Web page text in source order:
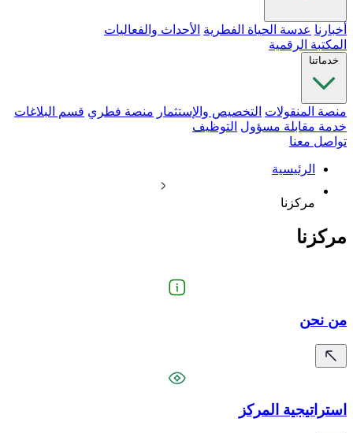
أخبارنا عدسة الحياة الفطرية الأحداث والفعاليات
المكتبة الرقمية
خدماتنا
منصة المنقولات التخصيص والإستثمار منصة فطري قسم البلاغات
خدمة مقابلة مسؤول التوظيف
تواصل معنا
الرئيسية
مركزنا
مركزنا
من نحن
استراتيجية المركز